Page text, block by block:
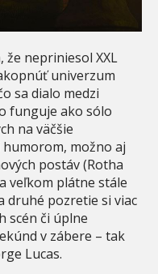
nepriniesol XXL
univerzum
sa dialo medzi
funguje ako sólo
na väčšie
možno aj
postáv (Rotha
veľkom plátne stále
druhé pozretie si viac
scén či úplne
v zábere – tak
Lucas.